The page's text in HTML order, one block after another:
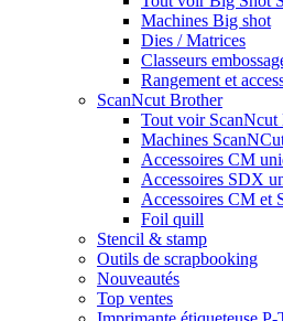
Machines Big shot
Dies / Matrices
Classeurs
Rangement et
ScanNcut Brother
Tout voir ScanNcut
Machines
Accessoires CM
Accessoires SDX
Accessoires CM et
Foil quill
Stencil & stamp
Outils de scrapbooking
Nouveautés
Top ventes